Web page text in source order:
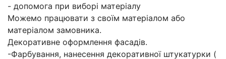
- допомога при виборі матеріалу
Можемо працювати з своїм матеріалом або
матеріалом замовника.
Декоративне оформлення фасадів.
-Фарбування, нанесення декоративної штукатурки (